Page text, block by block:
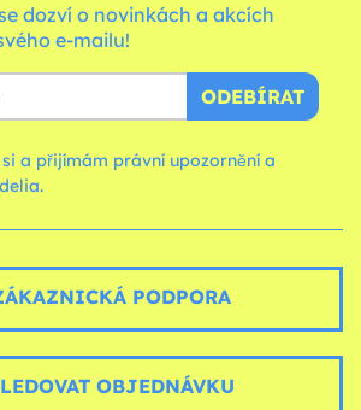
dozví o novinkách a akcích
e-mailu!
ODEBÍRAT
a přijímám právní upozornění a
PODPORA
OBJEDNÁVKU